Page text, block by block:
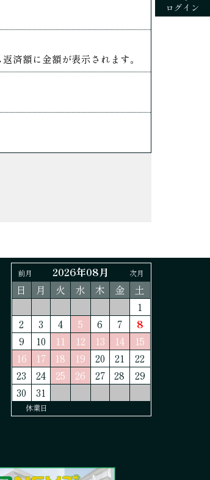
ログイン
済額に金額が表示されます。
前月 2026年08月 次月
日 月 火 水 木 金
土
1
2
3 4 5 6 7
8
9
10 11 12 13 14
15
16
17 18 19 20 21
22
23
24 25 26 27 28
29
30
31
休業日